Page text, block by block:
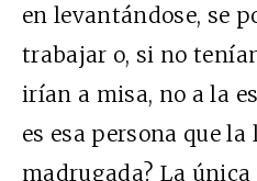
en levantándose, se
trabajar o, si no
irían a misa, no a la
es esa persona que la
madrugada? La